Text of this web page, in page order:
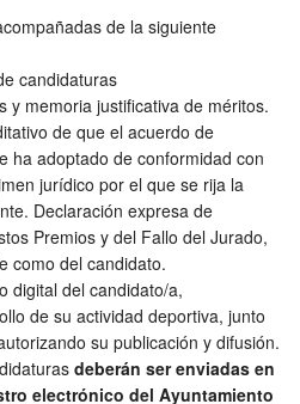
de la siguiente
candidaturas
y memoria justificativa de méritos.
de que el acuerdo de
ha adoptado de conformidad con
jurídico por el que se rija la
Declaración expresa de
Premios y del Fallo del Jurado,
como del candidato.
digital del candidato/a,
de su actividad deportiva, junto
su publicación y difusión.
deberán ser enviadas en
electrónico del Ayuntamiento